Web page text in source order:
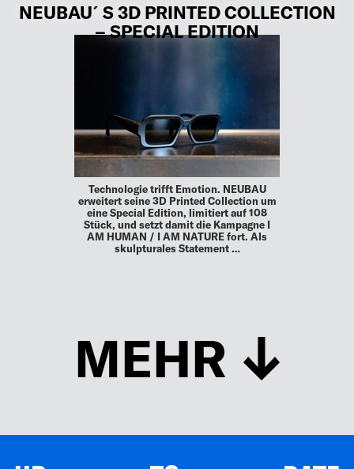
NEUBAU´S 3D PRINTED COLLECTION
– SPECIAL EDITION
Technologie trifft Emotion. NEUBAU
erweitert seine 3D Printed Collection um
eine Special Edition, limitiert auf 108
Stück, und setzt damit die Kampagne I
AM HUMAN / I AM NATURE fort. Als
skulpturales Statement …
MEHR